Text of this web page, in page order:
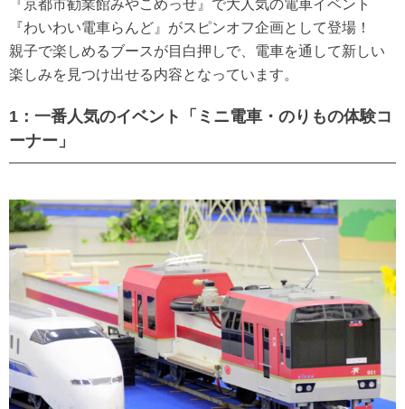
『京都市勧業館みやこめっせ』で大人気の電車イベント
『わいわい電車らんど』がスピンオフ企画として登場！
親子で楽しめるブースが目白押しで、電車を通して新しい
楽しみを見つけ出せる内容となっています。
1：一番人気のイベント「ミニ電車・のりもの体験コ
ーナー」